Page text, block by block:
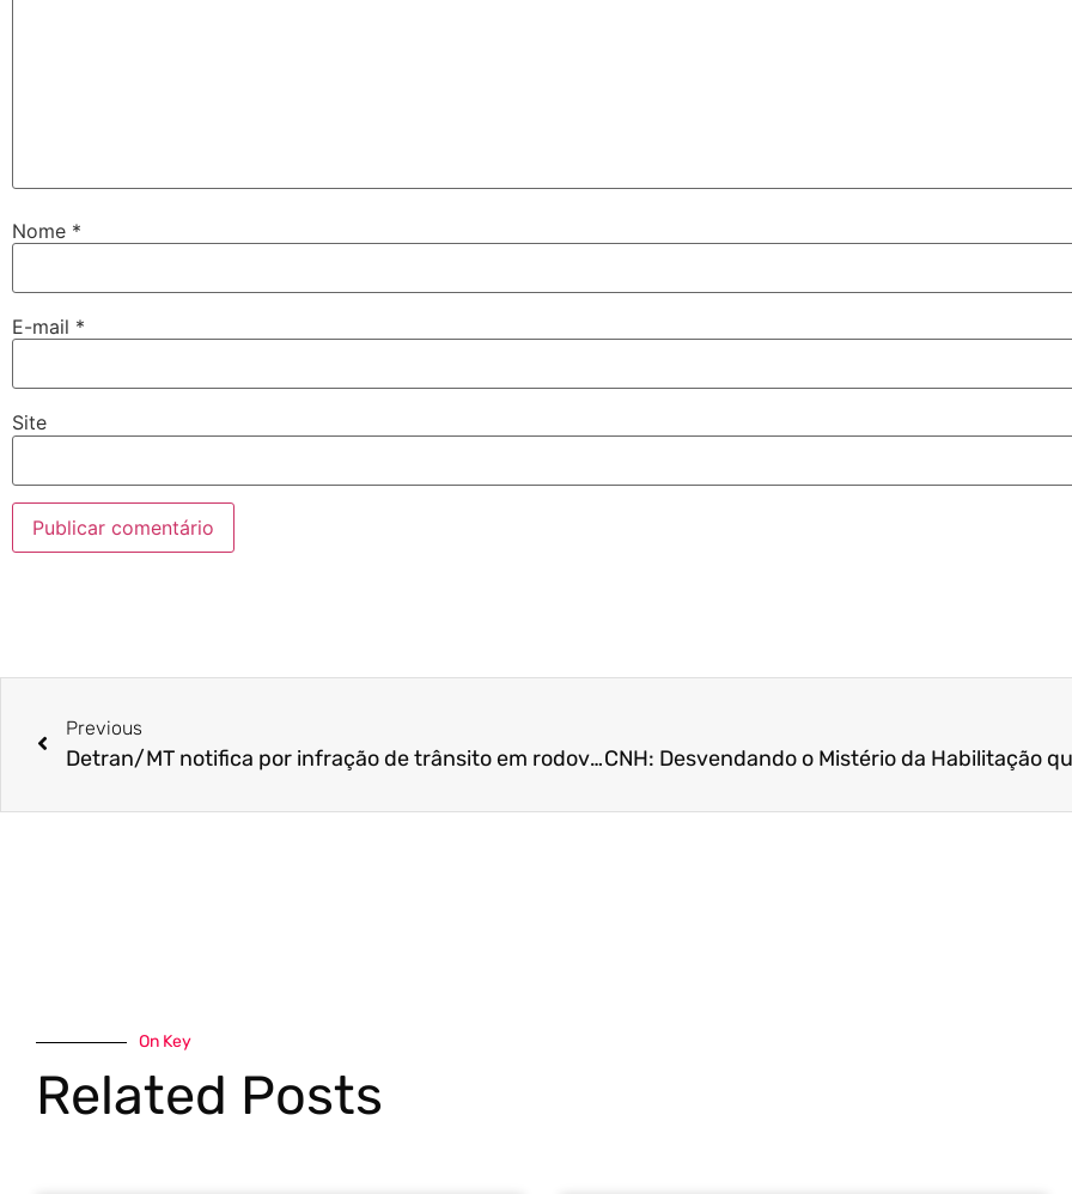
Nome *
E-mail *
Site
Previous
Detran/MT notifica por infração de trânsito em rodovias do estado para defesa prévia e indicação do condutor infrator 5169-1 5797-0 5819-4 5967-0 5169-1 7579-0 5908-0 15 fev 2024
On Key
Related Posts